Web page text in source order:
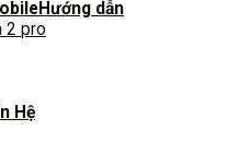
Hướng dẫn
2 pro
Hệ